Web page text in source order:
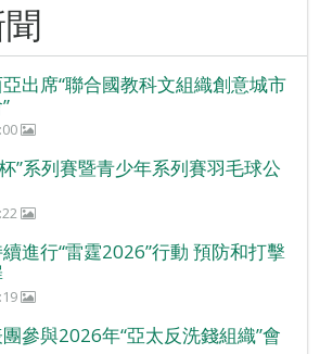
出席“聯合國教科文組織創意城市
”系列賽暨青少年系列賽羽毛球公
進行“雷霆2026”行動 預防和打擊
參與2026年“亞太反洗錢組織”會